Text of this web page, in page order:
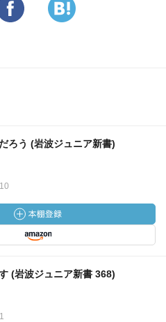
ろう (岩波ジュニア新書)
10
(岩波ジュニア新書 368)
1